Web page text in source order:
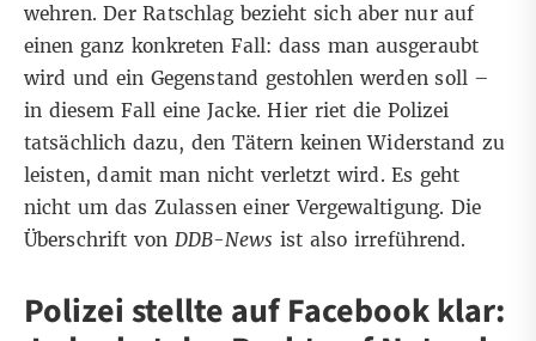
wehren. Der Ratschlag bezieht sich aber nur auf
einen ganz konkreten Fall: dass man ausgeraubt
wird und ein Gegenstand gestohlen werden soll –
in diesem Fall eine Jacke. Hier riet die Polizei
tatsächlich dazu, den Tätern keinen Widerstand zu
leisten, damit man nicht verletzt wird. Es geht
nicht um das Zulassen einer Vergewaltigung. Die
Überschrift von DDB-Newsist also irreführend.
Polizei stellte auf Facebook klar: